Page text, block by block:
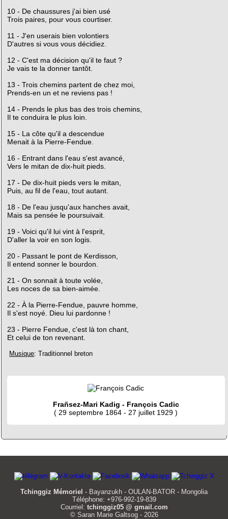
10 - De chaussures j'ai bien usé
Trois paires, pour vous courtiser.
11 - J'en userais bien volontiers
D'autres si vous vous décidiez.
12 - C'est ma décision qu'il te faut ?
Je vais te la donner tantôt.
13 - Trois chemins partent de chez moi,
Prends-en un et ne reviens pas !
14 - Prends le plus bas des trois chemins,
Il te conduira le plus loin.
15 - La côte qu'il a descendue
Menait à la Pierre-Fendue.
16 - Entrant dans l'eau s'est avancé,
Vers le mitan de dix-huit pieds.
17 - De dix-huit pieds vers le mitan,
Puis, au fil de l'eau, tout autant.
18 - De l'eau jusqu'aux hanches avait,
Mais sa pensée le poursuivait.
19 - Voici qu'il lui vint à l'esprit,
D'aller la voir en son logis.
20 - Passant le pont de Kerdisson,
Il entend sonner le bourdon.
21 - On sonnait à toute volée,
Les noces de sa bien-aimée.
22 - À la Pierre-Fendue, pauvre homme,
Il s'est noyé. Dieu lui pardonne !
23 - Pierre Fendue, c'est là ton chant,
Et celui de ton revenant.
Musique: Traditionnel breton
Frañsez-Mari Kadig - François Cadic
( 29 septembre 1864 - 27 juillet 1929 )
Tchinggiz Mémoriel - Bayanzukh - OULAN-BATOR - Mongolia
Téléphone: +976-992-19-839
Courriel: tchinggiz05 @ gmail.com
© Saran Marie Galtsog - 2026